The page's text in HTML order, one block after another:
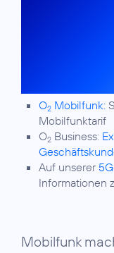
O2 Mobilfunk:
Mobilfunktarif
O2 Business:
Auf unserer
Informationen
Mobilfunk